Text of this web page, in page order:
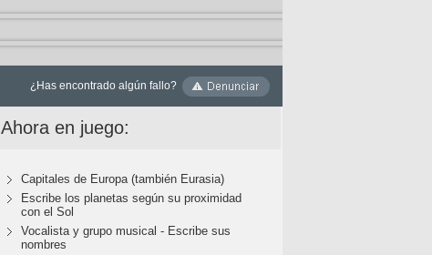
¿Has encontrado algún fallo?
Ahora en juego:
Capitales de Europa (también Eurasia)
Escribe los planetas según su proximidad
con el Sol
Vocalista y grupo musical - Escribe sus
nombres